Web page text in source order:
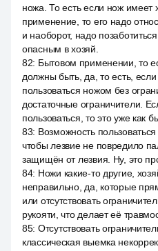
ножа. То есть если нож имеет
применение, то его надо
и наоборот, надо
опасным в хозяй.
82: Бытовом применении, то
должны быть, да, то есть,
пользоваться ножом без
достаточные ограничители.
пользоваться, то это уже как
83: Возможность
чтобы лезвие не повредило
защищён от лезвия. Ну, это
84: Ножи какие-то другие,
неправильно, да, которые
или отсутствовать
рукояти, что делает её
85: Отсутствовать
классическая выемка